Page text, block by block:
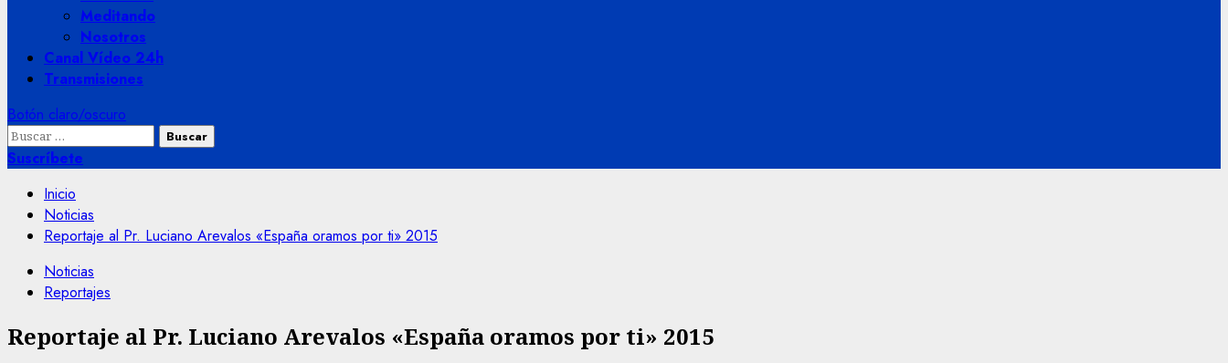
Meditando
Nosotros
Canal Vídeo 24h
Transmisiones
Botón claro/oscuro
Buscar:
Suscríbete
Inicio
Noticias
Reportaje al Pr. Luciano Arevalos «España oramos por ti» 2015
Noticias
Reportajes
Reportaje al Pr. Luciano Arevalos «España oramos por ti» 2015